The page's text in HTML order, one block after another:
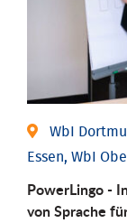
WbI
Essen, WbI
PowerLingo -
von Sprache